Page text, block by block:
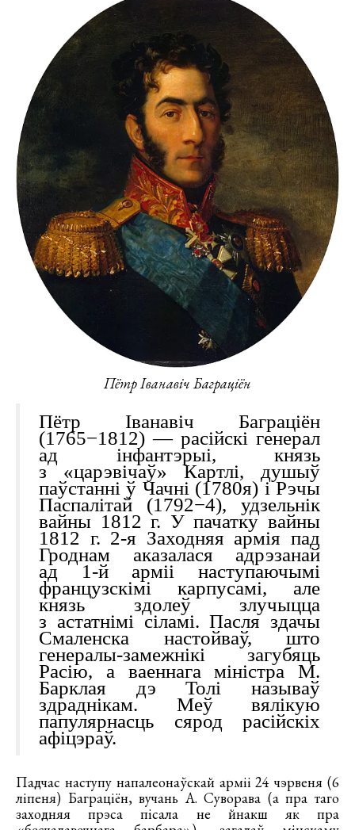
Пётр Іванавіч Баграціён
Пётр Іванавіч Баграціён
(1765−1812) — расійскі генерал
ад інфантэрыі, князь
з «царэвічаў» Картлі, душыў
паўстанні ў Чачні (1780я) і Рэчы
Паспалітай (1792−4), удзельнік
вайны 1812 г. У пачатку вайны
1812 г. 2-я Заходняя армія пад
Гроднам аказалася адрэзанай
ад 1-й арміі наступаючымі
французскімі карпусамі, але
князь здолеў злучыцца
з астатнімі сіламі. Пасля здачы
Смаленска настойваў, што
генералы-замежнікі загубяць
Расію, а ваеннага міністра М.
Барклая дэ Толі называў
здраднікам. Меў вялікую
папулярнасць сярод расійскіх
афіцэраў.
Падчас наступу напалеонаўскай арміі 24 чэрвеня (6
ліпеня) Баграціён, вучань А. Суворава (а пра таго
заходняя прэса пісала не йнакш як пра